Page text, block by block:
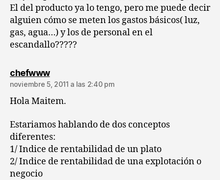
El del producto ya lo tengo, pero me puede decir
alguien cómo se meten los gastos básicos( luz,
gas, agua…) y los de personal en el
escandallo?????
chefwwwdice:
noviembre 5, 2011 a las 2:40 pm
Hola Maitem.
Estariamos hablando de dos conceptos
diferentes:
1/ Indice de rentabilidad de un plato
2/ Indice de rentabilidad de una explotación o
negocio